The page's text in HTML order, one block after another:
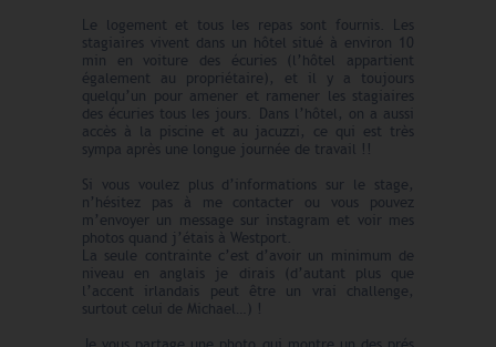
Le logement et tous les repas sont fournis. Les
stagiaires vivent dans un hôtel situé à environ 10
min en voiture des écuries (l’hôtel appartient
également au propriétaire), et il y a toujours
quelqu’un pour amener et ramener les stagiaires
des écuries tous les jours. Dans l’hôtel, on a aussi
accès à la piscine et au jacuzzi, ce qui est très
sympa après une longue journée de travail !!
Si vous voulez plus d’informations sur le stage,
n’hésitez pas à me contacter ou vous pouvez
m’envoyer un message sur instagram et voir mes
photos quand j’étais à Westport.
La seule contrainte c’est d’avoir un minimum de
niveau en anglais je dirais (d’autant plus que
l’accent irlandais peut être un vrai challenge,
surtout celui de Michael…) !